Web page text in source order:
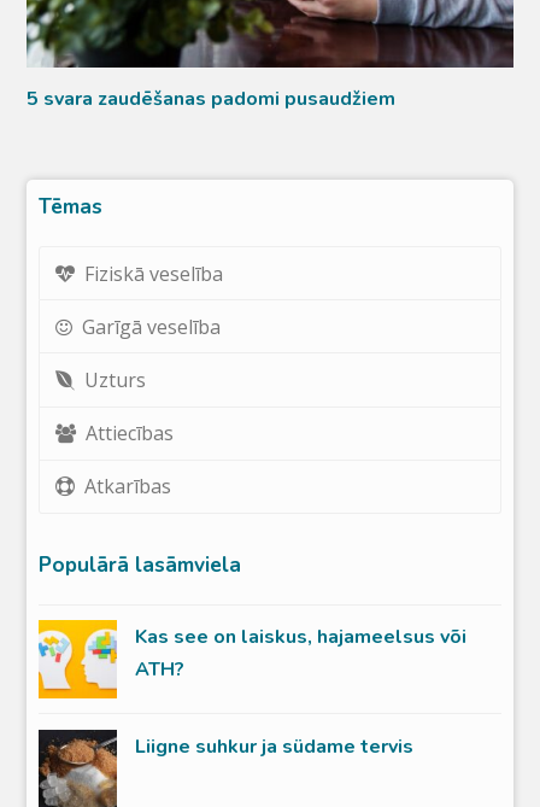
5 svara zaudēšanas padomi pusaudžiem
Tēmas
Fiziskā veselība
Garīgā veselība
Uzturs
Attiecības
Atkarības
Populārā lasāmviela
Kas see on laiskus, hajameelsus või
ATH?
Liigne suhkur ja südame tervis